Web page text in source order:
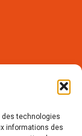
des technologies
informations des
et